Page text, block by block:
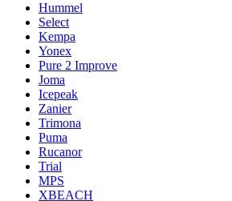
Hummel
Select
Kempa
Yonex
Pure 2 Improve
Joma
Icepeak
Zanier
Trimona
Puma
Rucanor
Trial
MPS
XBEACH